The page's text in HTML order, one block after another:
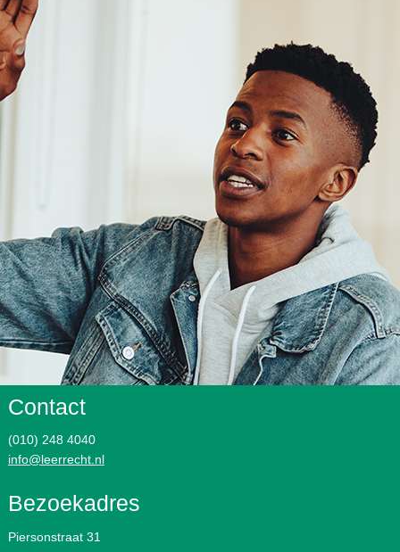
Contact
(010) 248 4040
info@leerrecht.nl
Bezoekadres
Piersonstraat 31